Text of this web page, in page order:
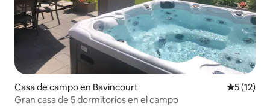
Casa de campo en Bavincourt
5 (12)
Gran casa de 5 dormitorios en el campo